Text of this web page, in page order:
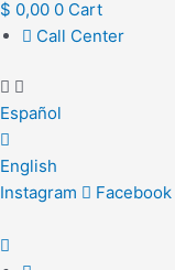
$ 0,00 0 Cart
Call Center
Español
English
Instagram
Facebook